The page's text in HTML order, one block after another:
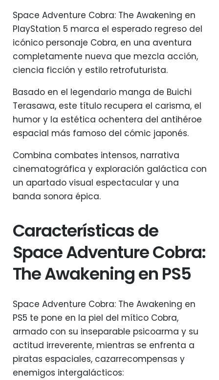
Space Adventure Cobra: The Awakening en
PlayStation 5 marca el esperado regreso del
icónico personaje Cobra, en una aventura
completamente nueva que mezcla acción,
ciencia ficción y estilo retrofuturista.
Basado en el legendario manga de Buichi
Terasawa, este título recupera el carisma, el
humor y la estética ochentera del antihéroe
espacial más famoso del cómic japonés.
Combina combates intensos, narrativa
cinematográfica y exploración galáctica con
un apartado visual espectacular y una
banda sonora épica.
Características de
Space Adventure Cobra:
The Awakening en PS5
Space Adventure Cobra: The Awakening en
PS5 te pone en la piel del mítico Cobra,
armado con su inseparable psicoarma y su
actitud irreverente, mientras se enfrenta a
piratas espaciales, cazarrecompensas y
enemigos intergalácticos: